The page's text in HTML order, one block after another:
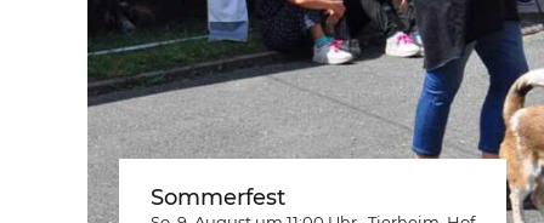
Sommerfest